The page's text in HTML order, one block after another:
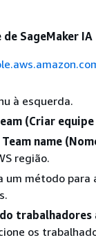
SageMaker IA
à esquerda.
(Criar
Team name
região.
um método para
trabalhadores
os